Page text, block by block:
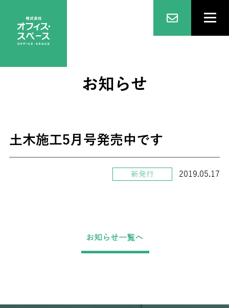
お知らせ
土木施工5月号発売中です
新発行 2019.05.17
お知らせ一覧へ